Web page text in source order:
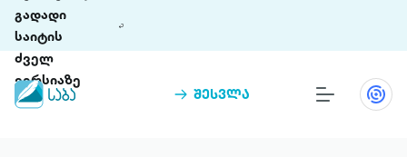
გადადი
საიტის
ძველ
ვერსიაზე
შესვლა